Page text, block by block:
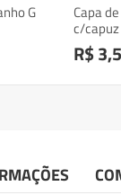
G Capa
c/
R$